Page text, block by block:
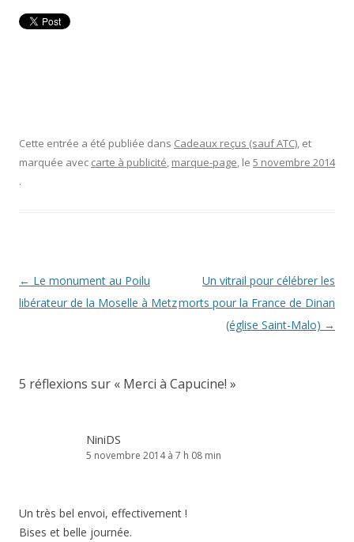
Cette entrée a été publiée dans Cadeaux reçus (sauf ATC), et
marquée avec carte à publicité, marque-page, le 5 novembre 2014
.
Navigation
des
← Le monument au Poilu
libérateur de la Moselle à Metz
Un vitrail pour célébrer les
morts pour la France de Dinan
(église Saint-Malo) →
5 réflexions sur « Merci à Capucine! »
NiniDS
5 novembre 2014 à 7 h 08 min
Un très bel envoi, effectivement !
Bises et belle journée.